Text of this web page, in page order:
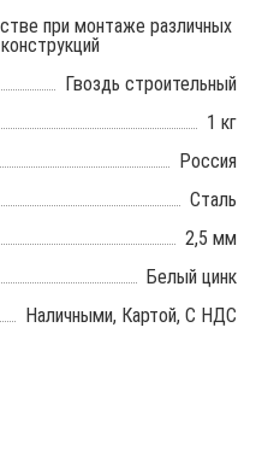
при монтаже различных
Гвоздь строительный
1 кг
Россия
Сталь
2,5 мм
Белый цинк
Наличными, Картой, С НДС